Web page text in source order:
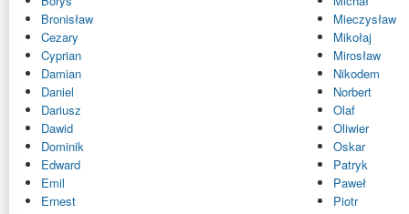
Bronisław
Cezary
Cyprian
Damian
Daniel
Dariusz
Dawid
Dominik
Edward
Emil
Ernest
Mieczysław
Mikołaj
Mirosław
Nikodem
Norbert
Olaf
Oliwier
Oskar
Patryk
Paweł
Piotr